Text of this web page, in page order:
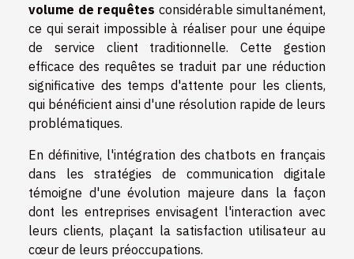
volume de requêtes considérable simultanément,
ce qui serait impossible à réaliser pour une équipe
de service client traditionnelle. Cette gestion
efficace des requêtes se traduit par une réduction
significative des temps d'attente pour les clients,
qui bénéficient ainsi d'une résolution rapide de leurs
problématiques.
En définitive, l'intégration des chatbots en français
dans les stratégies de communication digitale
témoigne d'une évolution majeure dans la façon
dont les entreprises envisagent l'interaction avec
leurs clients, plaçant la satisfaction utilisateur au
cœur de leurs préoccupations.